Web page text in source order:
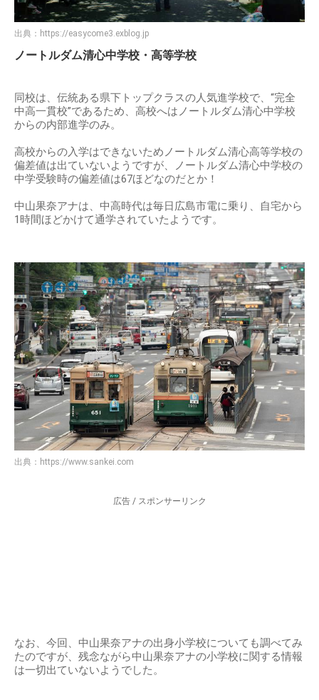
出典： https://easycome3.exblog.jp
ノートルダム清心中学校・高等学校
同校は、伝統ある県下トップクラスの人気進学校で、“完全
中高一貫校”であるため、高校へはノートルダム清心中学校
からの内部進学のみ。
高校からの入学はできないためノートルダム清心高等学校の
偏差値は出ていないようですが、ノートルダム清心中学校の
中学受験時の偏差値は67ほどなのだとか！
中山果奈アナは、中高時代は毎日広島市電に乗り、自宅から
1時間ほどかけて通学されていたようです。
出典： https://www.sankei.com
広告 / スポンサーリンク
なお、今回、中山果奈アナの出身小学校についても調べてみ
たのですが、残念ながら中山果奈アナの小学校に関する情報
は一切出ていないようでした。